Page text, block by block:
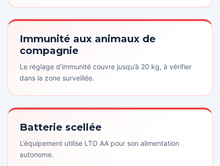
Immunité aux animaux de
compagnie
Le réglage d’immunité couvre jusqu’à 20 kg, à vérifier
dans la zone surveillée.
Batterie scellée
L’équipement utilise LTO AA pour son alimentation
autonome.